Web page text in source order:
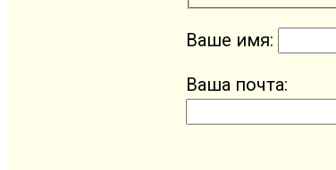
Ваше имя:
Ваша почта: